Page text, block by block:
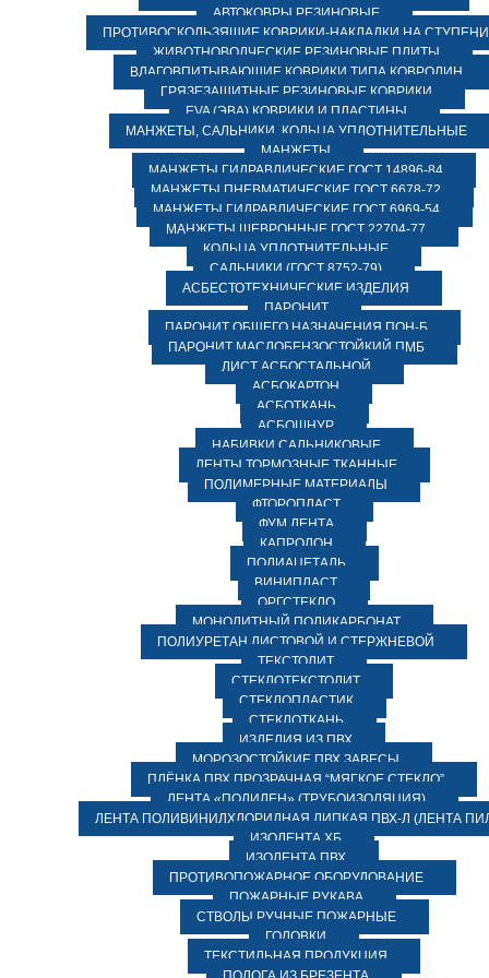
АВТОКОВРЫ РЕЗИНОВЫЕ
ПРОТИВОСКОЛЬЗЯЩИЕ КОВРИКИ-НАКЛАДКИ НА СТУПЕНИ
ЖИВОТНОВОДЧЕСКИЕ РЕЗИНОВЫЕ ПЛИТЫ
ВЛАГОВПИТЫВАЮЩИЕ КОВРИКИ ТИПА КОВРОЛИН
ГРЯЗЕЗАЩИТНЫЕ РЕЗИНОВЫЕ КОВРИКИ
EVA (ЭВА) КОВРИКИ И ПЛАСТИНЫ
МАНЖЕТЫ, САЛЬНИКИ, КОЛЬЦА УПЛОТНИТЕЛЬНЫЕ
МАНЖЕТЫ
МАНЖЕТЫ ГИДРАВЛИЧЕСКИЕ ГОСТ 14896-84
МАНЖЕТЫ ПНЕВМАТИЧЕСКИЕ ГОСТ 6678-72
МАНЖЕТЫ ГИДРАВЛИЧЕСКИЕ ГОСТ 6969-54
МАНЖЕТЫ ШЕВРОННЫЕ ГОСТ 22704-77
КОЛЬЦА УПЛОТНИТЕЛЬНЫЕ
САЛЬНИКИ (ГОСТ 8752-79)
АСБЕСТОТЕХНИЧЕСКИЕ ИЗДЕЛИЯ
ПАРОНИТ
ПАРОНИТ ОБЩЕГО НАЗНАЧЕНИЯ ПОН-Б
ПАРОНИТ МАСЛОБЕНЗОСТОЙКИЙ ПМБ
ЛИСТ АСБОСТАЛЬНОЙ
АСБОКАРТОН
АСБОТКАНЬ
АСБОШНУР
НАБИВКИ САЛЬНИКОВЫЕ
ЛЕНТЫ ТОРМОЗНЫЕ ТКАННЫЕ
ПОЛИМЕРНЫЕ МАТЕРИАЛЫ
ФТОРОПЛАСТ
ФУМ ЛЕНТА
КАПРОЛОН
ПОЛИАЦЕТАЛЬ
ВИНИПЛАСТ
ОРГСТЕКЛО
МОНОЛИТНЫЙ ПОЛИКАРБОНАТ
ПОЛИУРЕТАН ЛИСТОВОЙ И СТЕРЖНЕВОЙ
ТЕКСТОЛИТ
СТЕКЛОТЕКСТОЛИТ
СТЕКЛОПЛАСТИК
СТЕКЛОТКАНЬ
ИЗДЕЛИЯ ИЗ ПВХ
МОРОЗОСТОЙКИЕ ПВХ ЗАВЕСЫ
ПЛЁНКА ПВХ ПРОЗРАЧНАЯ “МЯГКОЕ СТЕКЛО”
ЛЕНТА «ПОЛИЛЕН» (ТРУБОИЗОЛЯЦИЯ)
ЛЕНТА ПОЛИВИНИЛХЛОРИДНАЯ ЛИПКАЯ ПВХ-Л (ЛЕНТА
ИЗОЛЕНТА ХБ
ИЗОЛЕНТА ПВХ
ПРОТИВОПОЖАРНОЕ ОБОРУДОВАНИЕ
ПОЖАРНЫЕ РУКАВА
СТВОЛЫ РУЧНЫЕ ПОЖАРНЫЕ
ГОЛОВКИ
ТЕКСТИЛЬНАЯ ПРОДУКЦИЯ